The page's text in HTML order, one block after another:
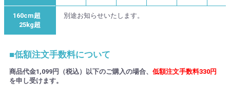
160cm超
25kg超
別途お知らせいたします。
■低額注文手数料について
商品代金1,099円（税込）以下のご購入の場合、 低額注文手数料330円
を申し受けます。